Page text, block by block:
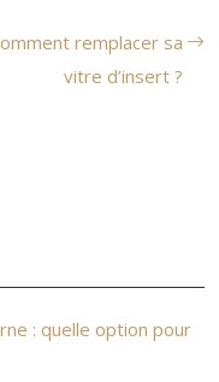
remplacer sa
vitre d’insert ?
: quelle option pour